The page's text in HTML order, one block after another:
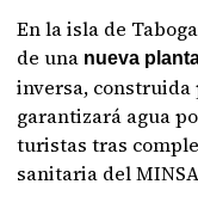
En la isla de
de una nueva
inversa,
garantizará agua
turistas tras
sanitaria del